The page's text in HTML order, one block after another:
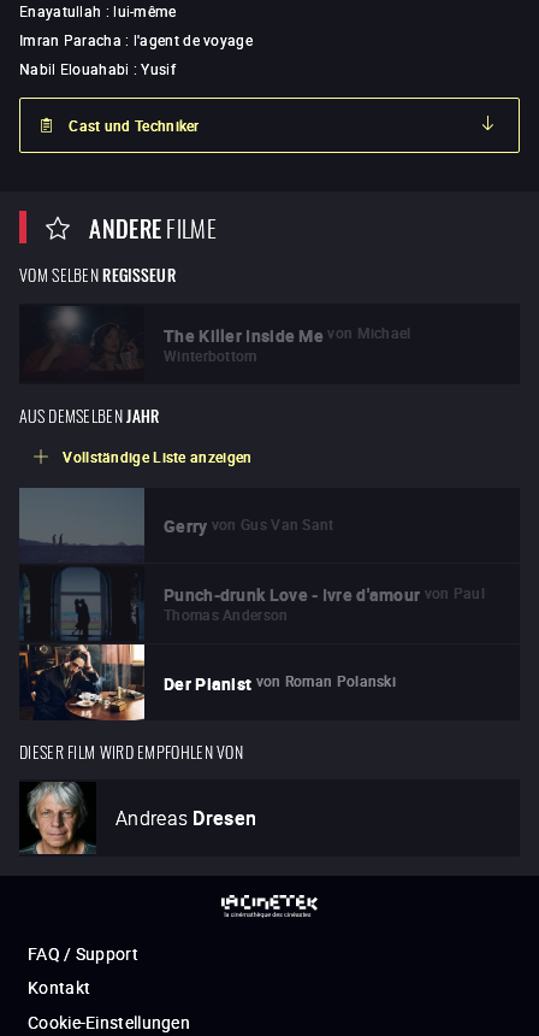
Enayatullah :lui-même
Imran Paracha : l'agent de voyage
Nabil Elouahabi :Yusif
Cast und Techniker
ANDEREFILME
VOM SELBENREGISSEUR
The Killer Inside Me von Michael
Winterbottom
AUS DEMSELBENJAHR
Vollständige Liste anzeigen
Gerry von Gus Van Sant
Punch-drunk Love - Ivre d'amour von Paul
Thomas Anderson
Der Pianist von Roman Polanski
DIESER FILM WIRD EMPFOHLEN VON
Andreas Dresen
FAQ / Support
Kontakt
Cookie-Einstellungen